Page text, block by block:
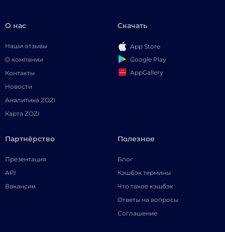
О нас
Наши отзывы
О компании
Контакты
Новости
Аналитика ZOZI
Карта ZOZI
Скачать
App Store
Google Play
AppGallery
Партнёрство
Презентация
API
Вакансии
Полезное
Блог
Кэшбэк термины
Что такое кэшбэк
Ответы на вопросы
Соглашение